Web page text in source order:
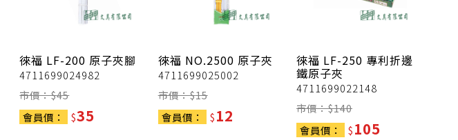
徠福 LF-200 原子夾腳
4711699024982
市價：$45
會員價：
$35
徠福 NO.2500 原子夾
4711699025002
市價：$15
會員價：
$12
徠福 LF-250 專利折邊
鐵原子夾
4711699022148
市價：$140
會員價：
$105